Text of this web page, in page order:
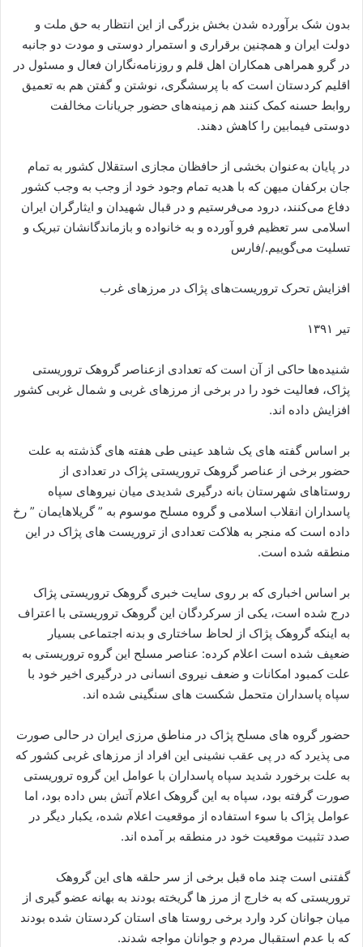
بدون شک برآورده شدن بخش بزرگی از این انتظار به حق ملت و
دولت ایران و همچنین برقراری و استمرار دوستی و مودت دو جانبه
در گرو همراهی همکاران اهل قلم و روزنامه‌‌نگاران فعال و مسئول در
اقلیم کردستان است که با پرسشگری، نوشتن و گفتن هم به تعمیق
روابط حسنه کمک کنند هم زمینه‌های حضور جریانات مخالفت
دوستی فیمابین را کاهش دهند.
در پایان به‌عنوان بخشی از حافظان مجازی استقلال کشور به تمام
جان برکفان میهن که با هدیه تمام وجود خود از وجب به وجب کشور
دفاع می‌کنند، درود می‌فرستیم و در قبال شهیدان و ایثارگران ایران
اسلامی سر تعظیم فرو آورده و به خانواده و بازماندگانشان تبریک و
تسلیت می‌گوییم./فارس
افزایش تحرک تروریست‌های پژاک در مرزهای غرب
تیر ۱۳۹۱
شنیده‌ها حاکی از آن است که تعدادی ازعناصر گروهک تروریستی
پژاک، فعالیت خود را در برخی از مرزهای غربی و شمال غربی کشور
افزایش داده اند.
بر اساس گفته های یک شاهد عینی طی هفته های گذشته به علت
حضور برخی از عناصر گروهک تروریستی پژاک در تعدادی از
روستاهای شهرستان بانه درگیری شدیدی میان نیروهای سپاه
پاسداران انقلاب اسلامی و گروه مسلح موسوم به ” گریلاهایمان ” رخ
داده است که منجر به هلاکت تعدادی از تروریست های پژاک در این
منطقه شده است.
بر اساس اخباری که بر روی سایت خبری گروهک تروریستی پژاک
درج شده است، یکی از سرکردگان این گروهک تروریستی با اعتراف
به اینکه گروهک پژاک از لحاظ ساختاری و بدنه اجتماعی بسیار
ضعیف شده است اعلام کرده: عناصر مسلح این گروه تروریستی به
علت کمبود امکانات و ضعف نیروی انسانی در درگیری اخیر خود با
سپاه پاسداران متحمل شکست های سنگینی شده اند.
حضور گروه های مسلح پژاک در مناطق مرزی ایران در حالی صورت
می پذیرد که در پی عقب نشینی این افراد از مرزهای غربی کشور که
به علت برخورد شدید سپاه پاسداران با عوامل این گروه تروریستی
صورت گرفته بود، سپاه به این گروهک اعلام آتش بس داده بود، اما
عوامل پژاک با سوء استفاده از موقعیت اعلام شده، یکبار دیگر در
صدد تثبیت موقعیت خود در منطقه بر آمده اند.
گفتنی است چند ماه قبل برخی از سر حلقه های این گروهک
تروریستی که به خارج از مرز ها گریخته بودند به بهانه عضو گیری از
میان جوانان کرد وارد برخی روستا های استان کردستان شده بودند
که با عدم استقبال مردم و جوانان مواجه شدند.